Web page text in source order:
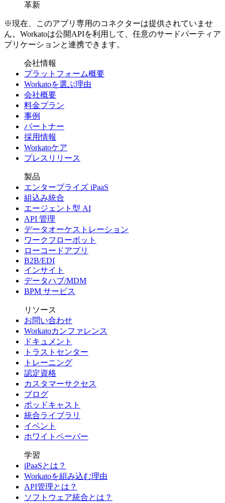
革新
※現在、このアプリ専用のコネクターは提供されていませ
ん。Workatoは公開APIを利用して、任意のサードパーティア
プリケーションと連携できます。
会社情報
プラットフォーム概要
Workatoを選ぶ理由
会社概要
料金プラン
事例
パートナー
採用情報
Workatoケア
プレスリリース
製品
エンタープライズ iPaaS
組込み統合
エージェント型 AI
API 管理
データオーケストレーション
ワークフローボット
ローコードアプリ
B2B/EDI
インサイト
データハブ/MDM
BPM サービス
リソース
お問い合わせ
Workatoカンファレンス
ドキュメント
トラストセンター
トレーニング
認定資格
カスタマーサクセス
ブログ
ポッドキャスト
統合ライブラリ
イベント
ホワイトペーパー
学習
iPaaSとは？
Workatoを組み込む理由
API管理とは？
ソフトウェア統合とは？